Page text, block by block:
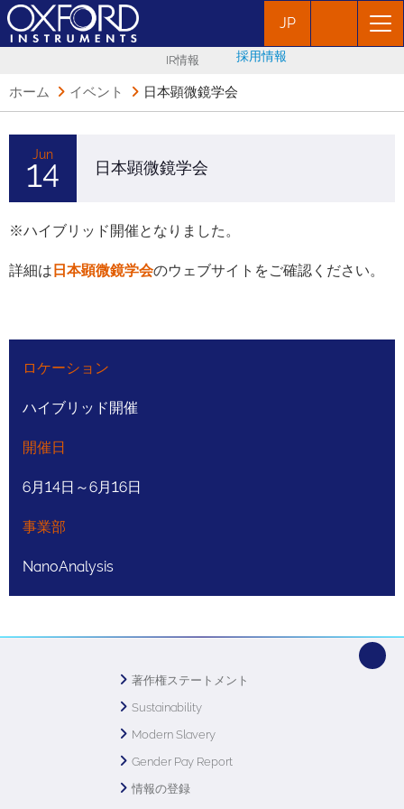
JP
IR情報 採用情報
ホーム イベント 日本顕微鏡学会
Jun
14 日本顕微鏡学会
※ハイブリッド開催となりました。
詳細は 日本顕微鏡学会のウェブサイトをご確認ください。
ロケーション
ハイブリッド開催
開催日
6月14日～6月16日
事業部
NanoAnalysis
著作権ステートメント
Sustainability
Modern Slavery
Gender Pay Report
情報の登録